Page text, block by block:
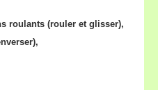
roulants (rouler et glisser),